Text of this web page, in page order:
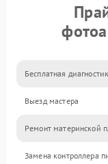
Бесплатная
Выезд мастера
Ремонт материнской
Замена контроллера